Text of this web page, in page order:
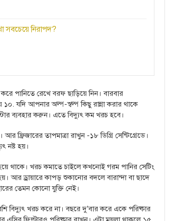
সবচেয়ে নিরাপদ?
পানিতে রেখে বরফ ছাড়িয়ে নিন। বারবার
১০. যদি আপনার অল্প-স্বল্প কিছু রান্না করার থাকে
ব্যবহার করুন। এতে বিদ্যুৎ কম খরচ হবে।
আর ফ্রিজারের তাপমাত্রা রাখুন -১৮ ডিগ্রি সেন্টিগ্রেডে।
নষ্ট হয়।
থাকে। খরচ কমাতে চাইলে কখনোই গরম পানির সেটিং
আর ড্রায়ারে কাপড় শুকানোর বদলে বারান্দা বা ছাদে
তেমন কোনো যুক্তি নেই।
বিদ্যুৎ খরচ করে না। বছরে দু’বার করে একে পরিষ্কার